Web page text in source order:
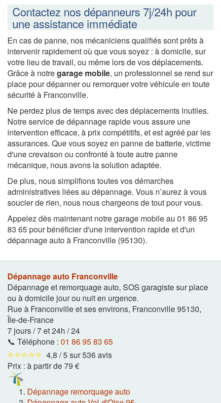
Contactez nos dépanneurs 7j/24h pour
une assistance immédiate
En cas de panne, nos mécaniciens qualifiés sont prêts à
intervenir rapidement où que vous soyez : à domicile, sur
votre lieu de travail, ou même lors de vos déplacements.
Grâce à notregarage mobile, un professionnel se rend sur
place pour dépanner ou remorquer votre véhicule en toute
sécurité à Franconville.
Ne perdez plus de temps avec des déplacements inutiles.
Notre service de dépannage rapide vous assure une
intervention efficace, à prix compétitifs, et est agréé par les
assurances. Que vous soyez en panne de batterie, victime
d'une crevaison ou confronté à toute autre panne
mécanique, nous avons la solution adaptée.
De plus, nous simplifions toutes vos démarches
administratives liées au dépannage. Vous n’aurez à vous
soucier de rien, nous nous chargeons de tout pour vous.
Appelez dès maintenant notre garage mobile au 01 86 95
83 65 pour bénéficier d'une intervention rapide et d'un
dépannage auto à Franconville (95130).
Dépannage auto Franconville
Dépannage et remorquage auto, SOS garagiste sur place
ou à domicile jour ou nuit en urgence.
Rue à Franconville et ses environs, Franconville95130,
Île-de-France
7 jours / 7 et 24h / 24
📞 Téléphone : 01 86 95 83 65
⭐⭐⭐⭐⭐ 4,8 / 5 sur 536 avis
Prix : à partir de 79 €
Dépannage remorquage auto